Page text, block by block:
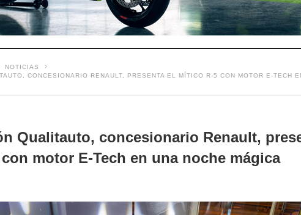
NOTICIAS
CONCESIONARIO RENAULT, PRESENTA EL MÍTICO R-5 CON MOTOR E-TECH
Qualitauto, concesionario Renault,
motor E-Tech en una noche mágica